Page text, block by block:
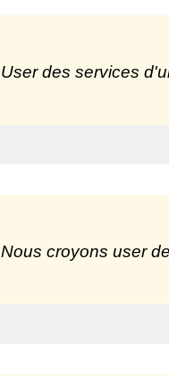
User des services
Nous croyons user